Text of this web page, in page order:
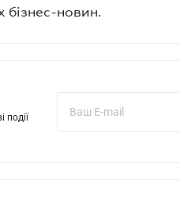
бізнес-новин.
події